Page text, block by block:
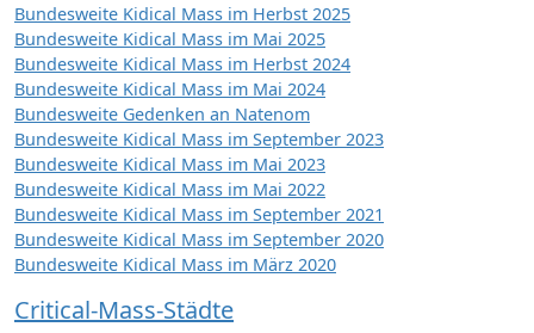
Bundesweite Kidical Mass im Herbst 2025
Bundesweite Kidical Mass im Mai 2025
Bundesweite Kidical Mass im Herbst 2024
Bundesweite Kidical Mass im Mai 2024
Bundesweite Gedenken an Natenom
Bundesweite Kidical Mass im September 2023
Bundesweite Kidical Mass im Mai 2023
Bundesweite Kidical Mass im Mai 2022
Bundesweite Kidical Mass im September 2021
Bundesweite Kidical Mass im September 2020
Bundesweite Kidical Mass im März 2020
Critical-Mass-Städte